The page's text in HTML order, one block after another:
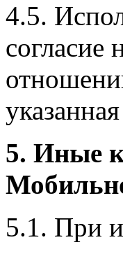
4.5.
согласие
5. Иные
5.1. При